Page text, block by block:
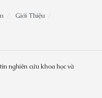
Giới Thiệu
nghiên cứu khoa học và